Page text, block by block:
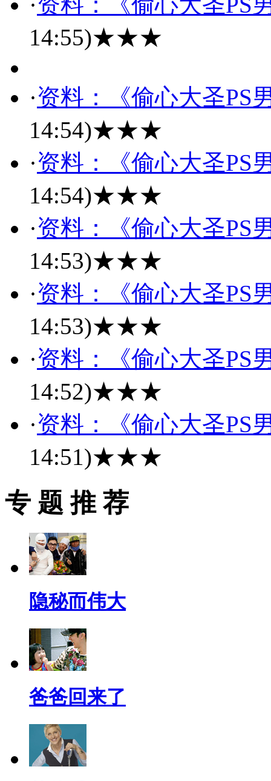
14:55)★★★
·资料：《偷心大圣PS
14:54)★★★
·资料：《偷心大圣PS
14:54)★★★
·资料：《偷心大圣PS
14:53)★★★
·资料：《偷心大圣PS
14:53)★★★
·资料：《偷心大圣PS
14:52)★★★
·资料：《偷心大圣PS
14:51)★★★
专 题 推 荐
隐秘而伟大
爸爸回来了